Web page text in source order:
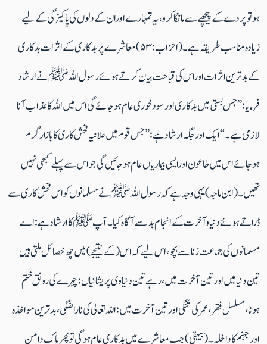
ہوتوپردے کے پیچھے سے مانگا کرو، یہ تمہارے اوران کے دلوں کی پاکیزگی کے لیے
زیادہ مناسب طریقہ ہے۔ (احزاب: ۵۳) معاشرے پربدکاری کے اثرات بدکاری
کے بدترین اثرات اوراس کی قباحت بیان کرتے ہوئے رسول اللہ ﷺ نے ارشاد
فرمایا: ’’جس بستی میں بدکاری اور سود خوری عام ہوجائے گی اس میں اللہ کا عذاب آنا
لازمی ہے۔‘‘ایک اورجگہ ارشادہے: ’’جس قوم میں علانیہ فحش کاری کا بازارگرم
ہوجائے اس میں طاعون اورایسی بیماریاں عام ہوجائیں گی جو اس سے پہلے کبھی نہیں
تھیں۔(ابن ماجہ) یہی وجہ ہے کہ رسول اللہﷺ نے مسلمانوں کو اس فحش کاری سے
ڈراتے ہوئے دنیا وآخرت کے انجام بد سے آگاہ کیا۔آپ ﷺ کا ارشادہے: اے
مسلمانوں کی جماعت زنا سے بچو، اس لیے کہ اس(کے نتیجے) میں چھ خصائل ملتی ہیں
تین دنیا میں اورتین آخرت میں، رہے تین دنیاوی پریشانیاں: چہرے کی رونق ختم
ہونا، مسلسل فقر، عمر کی تنگی اور تین آخرت میں: اللہ تعالی کی ناراضگی، بدترین مواخذہ
اور جہنم کا داخلہ۔ (بیہقی) جب معاشرے میں بدکاری عام ہوگی تو پھر پاک دامن